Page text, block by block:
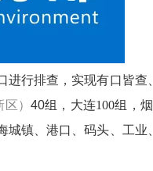
行排查，实现有口皆查
区）40组，大连100组，
城镇、港口、码头、工业